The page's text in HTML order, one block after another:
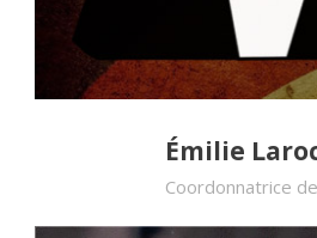
Émilie
Coordonnatrice